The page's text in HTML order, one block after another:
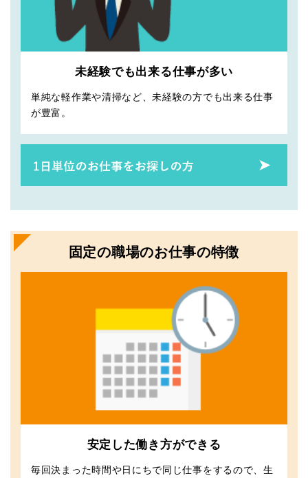
未経験でも出来る仕事が多い
単純な軽作業や清掃など、未経験の方でも出来る仕事
が豊富。
固定の職場のお仕事の特徴
安定した働き方ができる
毎回決まった時間や日にちで同じ仕事をするので、生